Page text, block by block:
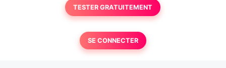
TESTER GRATUITEMENT
SE CONNECTER